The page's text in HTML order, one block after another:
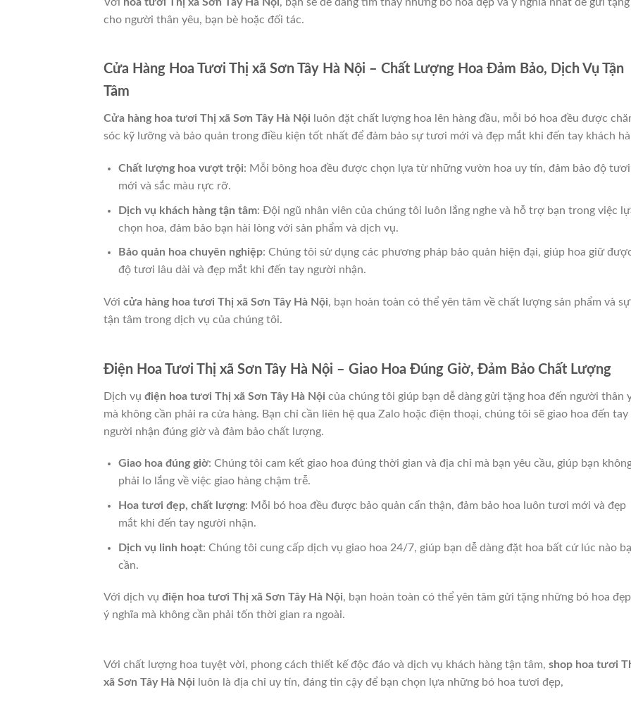
cho người thân yêu, bạn bè hoặc đối tác.
Cửa Hàng Hoa Tươi Thị xã Sơn Tây Hà Nội – Chất Lượng Hoa Đảm Bảo, Dịch Vụ Tận
Tâm
Cửa hàng hoa tươi Thị xã Sơn Tây Hà Nội luôn đặt chất lượng hoa lên hàng đầu, mỗi bó hoa đều được
sóc kỹ lưỡng và bảo quản trong điều kiện tốt nhất để đảm bảo sự tươi mới và đẹp mắt khi đến tay khách
Chất lượng hoa vượt trội: Mỗi bông hoa đều được chọn lựa từ những vườn hoa uy tín, đảm bảo độ tươi
mới và sắc màu rực rỡ.
Dịch vụ khách hàng tận tâm: Đội ngũ nhân viên của chúng tôi luôn lắng nghe và hỗ trợ bạn trong việc
chọn hoa, đảm bảo bạn hài lòng với sản phẩm và dịch vụ.
Bảo quản hoa chuyên nghiệp: Chúng tôi sử dụng các phương pháp bảo quản hiện đại, giúp hoa giữ
độ tươi lâu dài và đẹp mắt khi đến tay người nhận.
Với cửa hàng hoa tươi Thị xã Sơn Tây Hà Nội, bạn hoàn toàn có thể yên tâm về chất lượng sản phẩm và sự
tận tâm trong dịch vụ của chúng tôi.
Điện Hoa Tươi Thị xã Sơn Tây Hà Nội – Giao Hoa Đúng Giờ, Đảm Bảo Chất Lượng
Dịch vụ điện hoa tươi Thị xã Sơn Tây Hà Nội của chúng tôi giúp bạn dễ dàng gửi tặng hoa đến người thân
mà không cần phải ra cửa hàng. Bạn chỉ cần liên hệ qua Zalo hoặc điện thoại, chúng tôi sẽ giao hoa đến tay
người nhận đúng giờ và đảm bảo chất lượng.
Giao hoa đúng giờ: Chúng tôi cam kết giao hoa đúng thời gian và địa chỉ mà bạn yêu cầu, giúp bạn
phải lo lắng về việc giao hàng chậm trễ.
Hoa tươi đẹp, chất lượng: Mỗi bó hoa đều được bảo quản cẩn thận, đảm bảo hoa luôn tươi mới và đẹp
mắt khi đến tay người nhận.
Dịch vụ linh hoạt: Chúng tôi cung cấp dịch vụ giao hoa 24/7, giúp bạn dễ dàng đặt hoa bất cứ lúc nào
cần.
Với dịch vụ điện hoa tươi Thị xã Sơn Tây Hà Nội, bạn hoàn toàn có thể yên tâm gửi tặng những bó hoa
ý nghĩa mà không cần phải tốn thời gian ra ngoài.
Với chất lượng hoa tuyệt vời, phong cách thiết kế độc đáo và dịch vụ khách hàng tận tâm, shop hoa tươi
xã Sơn Tây Hà Nội luôn là địa chỉ uy tín, đáng tin cậy để bạn chọn lựa những bó hoa tươi đẹp,